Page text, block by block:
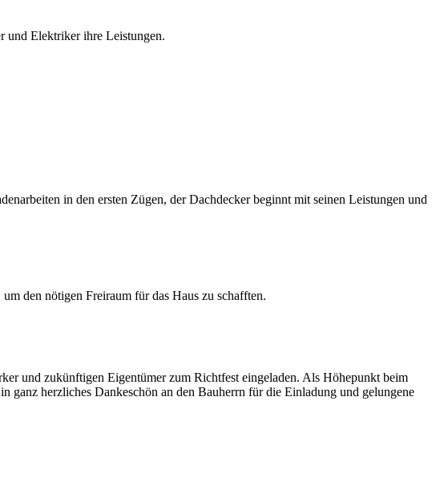
und Elektriker ihre Leistungen.
in den ersten Zügen, der Dachdecker beginnt mit seinen Leistungen und
den nötigen Freiraum für das Haus zu schafften.
und zukünftigen Eigentümer zum Richtfest eingeladen. Als Höhepunkt beim
ganz herzliches Dankeschön an den Bauherrn für die Einladung und gelungene